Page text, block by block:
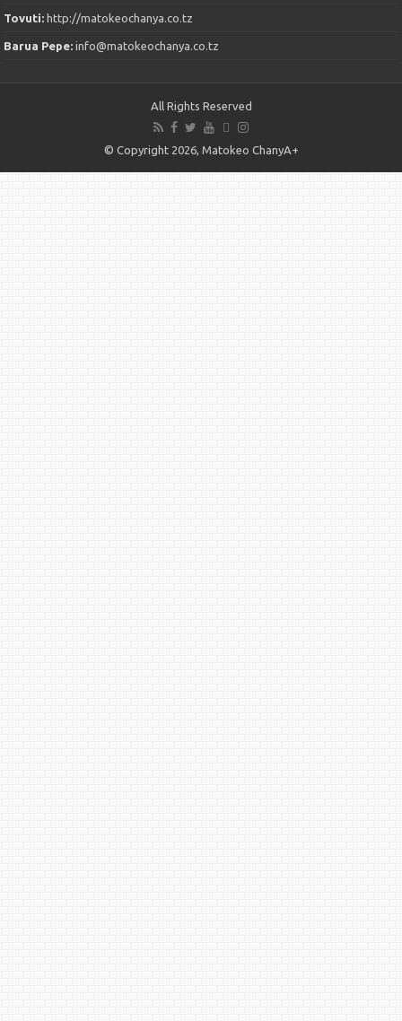
Tovuti:http://matokeochanya.co.tz
Barua Pepe:info@matokeochanya.co.tz
All Rights Reserved
© Copyright 2026, Matokeo ChanyA+